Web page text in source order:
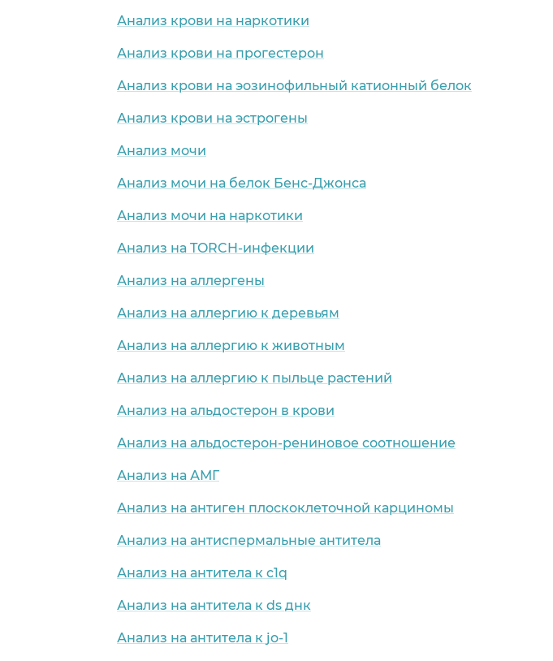
Анализ крови на наркотики
Анализ крови на прогестерон
Анализ крови на эозинофильный катионный белок
Анализ крови на эстрогены
Анализ мочи
Анализ мочи на белок Бенс-Джонса
Анализ мочи на наркотики
Анализ на TORCH-инфекции
Анализ на аллергены
Анализ на аллергию к деревьям
Анализ на аллергию к животным
Анализ на аллергию к пыльце растений
Анализ на альдостерон в крови
Анализ на альдостерон-рениновое соотношение
Анализ на АМГ
Анализ на антиген плоскоклеточной карциномы
Анализ на антиспермальные антитела
Анализ на антитела к c1q
Анализ на антитела к ds днк
Анализ на антитела к jo-1